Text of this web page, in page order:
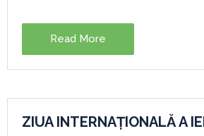
Read More
ZIUA INTERNAȚIONALĂ A